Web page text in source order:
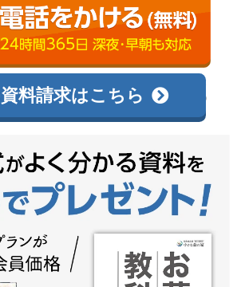
0120-138-726
料請求はこちら